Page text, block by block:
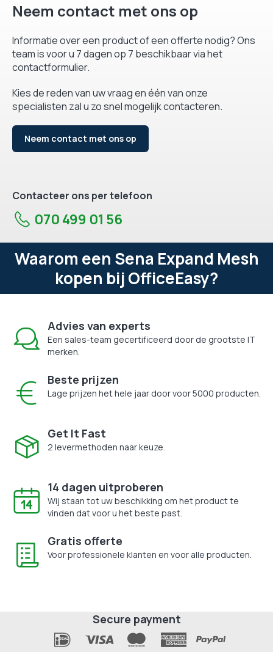
Neem contact met ons op
Informatie over een product of een offerte nodig? Ons
team is voor u 7 dagen op 7 beschikbaar via het
contactformulier.
Kies de reden van uw vraag en één van onze
specialisten zal u zo snel mogelijk contacteren.
Neem contact met ons op
Contacteer ons per telefoon
070 499 01 56
Waarom een Sena Expand Mesh
kopen bij OfficeEasy?
Advies van experts
Een sales-team gecertificeerd door de grootste IT
merken.
Beste prijzen
Lage prijzen het hele jaar door voor 5000 producten.
Get It Fast
2 levermethoden naar keuze.
14 dagen uitproberen
Wij staan tot uw beschikking om het product te
vinden dat voor u het beste past.
Gratis offerte
Voor professionele klanten en voor alle producten.
Secure payment